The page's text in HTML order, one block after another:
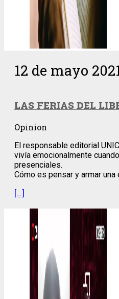
12 de mayo
LAS FERIAS DEL
Opinion
El responsable editorial
vivía emocionalmente
presenciales.
Cómo es pensar y armar
[…]